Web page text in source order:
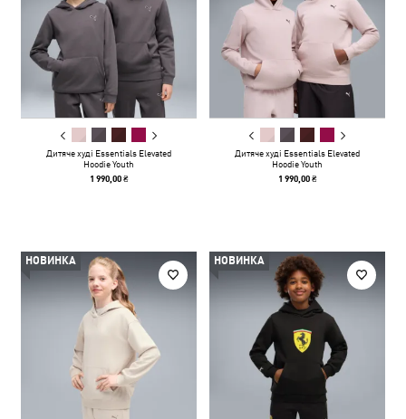
Дитяче худі Essentials Elevated
Hoodie Youth
1 990,00 ₴
Дитяче худі Essentials Elevated
Hoodie Youth
1 990,00 ₴
НОВИНКА НОВИНКА